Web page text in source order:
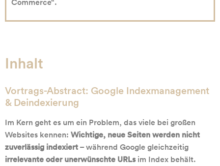
Commerce“.
Inhalt
Vortrags-Abstract: Google Indexmanagement
& Deindexierung
Im Kern geht es um ein Problem, das viele bei großen
Websites kennen: Wichtige, neue Seiten werden nicht
zuverlässig indexiert– während Google gleichzeitig
irrelevante oder unerwünschte URLsim Index behält.